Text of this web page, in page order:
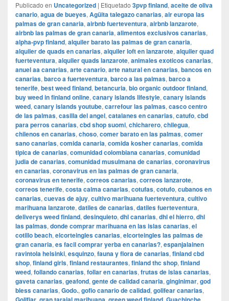
Publicado en Uncategorized | Etiquetado 3pvp finland, aceite de oliva
canario, agua de bueyes, Agüita talegazo canarias, air europa las
palmas de gran canaria, airbnb fuerteventura, airbnb lanzarote,
airbnb las palmas de gran canaria, alimentos exclusivos canarias,
alpha-pvp finland, alquiler barato las palmas de gran canaria,
alquiler de quads en canarias, alquiler loft en lanzarote, alquiler quad
fuerteventura, alquiler quads lanzarote, animales exoticos canarias,
anuel aa canarias, arte canario, arte natural en canarias, bancos en
canarias, barco a fuerteventura, barco a las palmas, barco a
tenerife, best weed finland, betancuria, bio organic outdoor finland,
buy weed in finland online, canary islands lifestyle, canary islands
weed, canary islands youtube, carrefour las palmas, casco centro
de las palmas, casilla del angel, catalanes en canarias, catufo, cbd
para perros canarias, cbd shop suomi, chicharero, chilegua,
chilenos en canarias, choso, comer barato en las palmas, comer
sano canarias, comida canaria, comida kosher canarias, comida
tipica de canarias, comunidad colombiana canarias, comunidad
judia de canarias, comunidad musulmana de canarias, coronavirus
en canarias, coronavirus en las palmas de gran canaria,
coronavirus en tenerife, correos canarias, correos lanzarote,
correos tenerife, costa calma canarias, cotufas, cotufo, cubanos en
canarias, cuevas de ajuy, cultivo marihuana fuerteventura, cultivo
marihuana lanzarote, datiles de canarias, datiles fuerteventura,
deliverys weed finland, desinquieto, dhl canarias, dhl el hierro, dhl
las palmas, donde comprar marihuana en las islas canarias, el
cotillo beach, elcorteingles canarias, elcorteingles las palmas de
gran canaria, es facil comprar yerba en canarias?, espanjalainen
ravintola helsinki, esquinzo, fauna y flora de canarias, finland cbd
shop, finland girls, finland restaurantes, finland thc shop, finland
weed, follando canarias, follar en canarias, frutas de islas canarias,
gaveta canarias, geafond, gente de calidad canaria, ginginimar, god
bless canarias, Godo., gofio canario de calidad, golifear canarias,